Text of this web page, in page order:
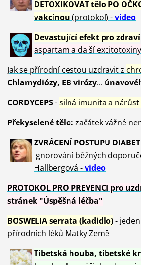
DETOXIKOVAT tělo PO
vakcínou (protokol) -video
Devastující efekt pro zdraví
aspartam a další excitotoxiny
Jak se přírodní cestou uzdravit z
Chlamydiózy, EB virózy...
CORDYCEPS-silná imunita a nárůst
Překyselené tělo: začátek vážné
ZVRÁCENÍ POSTUPU
ignorování běžných
Hallbergová -video
PROTOKOL PRO PREVENCI pro
stránek "Úspěšná léčba"
BOSWELIA serrata (kadidlo)- jeden
přírodních léků Matky Země
Tibetská houba, tibetské